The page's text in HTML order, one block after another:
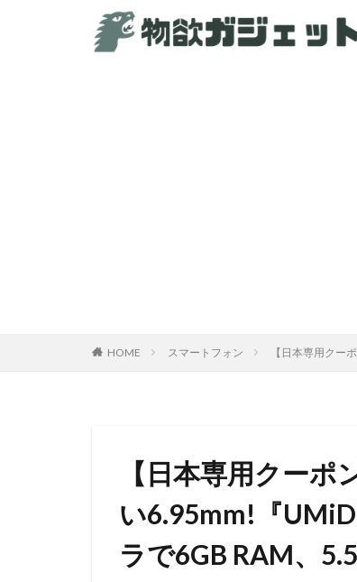
HOME スマートフォン 【日本専用クー
【日本専用クー
い6.95mm!『
ラで6GB RAM、